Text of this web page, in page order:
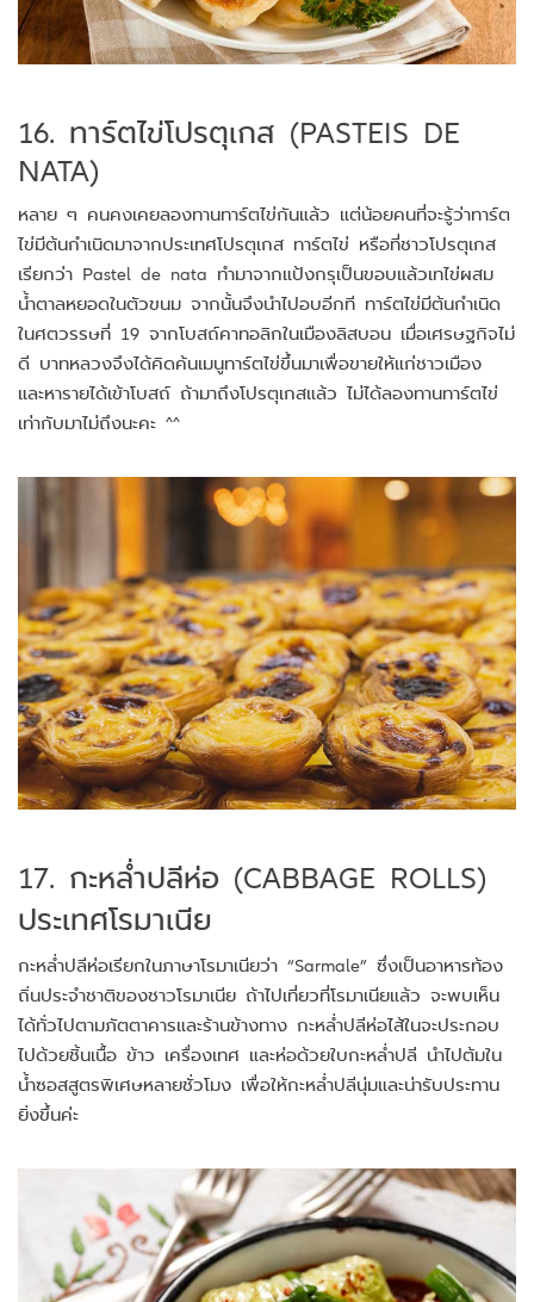
16. ทาร์ตไข่โปรตุเกส (PASTEIS DE
NATA)
หลาย ๆ คนคงเคยลองทานทาร์ตไข่กันแล้ว แต่น้อยคนที่จะรู้ว่าทาร์ต
ไข่มีต้นกำเนิดมาจากประเทศโปรตุเกส ทาร์ตไข่ หรือที่ชาวโปรตุเกส
เรียกว่า Pastel de nata ทำมาจากแป้งกรุเป็นขอบแล้วเทไข่ผสม
น้ำตาลหยอดในตัวขนม จากนั้นจึงนำไปอบอีกที ทาร์ตไข่มีต้นกำเนิด
ในศตวรรษที่ 19 จากโบสถ์คาทอลิกในเมืองลิสบอน เมื่อเศรษฐกิจไม่
ดี บาทหลวงจึงได้คิดค้นเมนูทาร์ตไข่ขึ้นมาเพื่อขายให้แก่ชาวเมือง
และหารายได้เข้าโบสถ์ ถ้ามาถึงโปรตุเกสแล้ว ไม่ได้ลองทานทาร์ตไข่
เท่ากับมาไม่ถึงนะคะ ^^
17. กะหล่ำปลีห่อ (CABBAGE ROLLS)
ประเทศโรมาเนีย
กะหล่ำปลีห่อเรียกในภาษาโรมาเนียว่า “Sarmale” ซึ่งเป็นอาหารท้อง
ถิ่นประจำชาติของชาวโรมาเนีย ถ้าไปเที่ยวที่โรมาเนียแล้ว จะพบเห็น
ได้ทั่วไปตามภัตตาคารและร้านข้างทาง กะหล่ำปลีห่อไส้ในจะประกอบ
ไปด้วยชิ้นเนื้อ ข้าว เครื่องเทศ และห่อด้วยใบกะหล่ำปลี นำไปต้มใน
น้ำซอสสูตรพิเศษหลายชั่วโมง เพื่อให้กะหล่ำปลีนุ่มและน่ารับประทาน
ยิ่งขึ้นค่ะ